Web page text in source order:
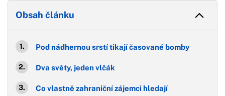
Obsah článku
Pod nádhernou srstí tikají časované bomby
Dva světy, jeden vlčák
Co vlastně zahraniční zájemci hledají